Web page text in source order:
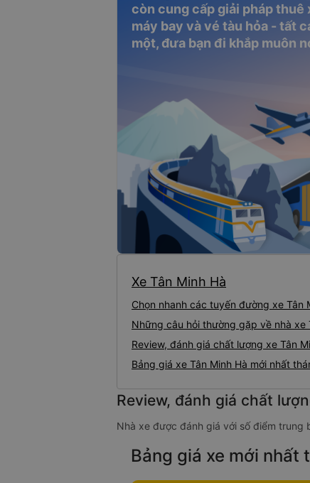
còn cung cấp giải pháp thuê
máy bay và vé tàu hỏa - tất
một, đưa bạn đi khắp muôn
Xe Tân Minh Hà
Chọn nhanh các tuyến đường xe Tân
Những câu hỏi thường gặp về nhà xe
Review, đánh giá chất lượng xe Tân
Bảng giá xe Tân Minh Hà mới nhất
Review, đánh giá chất
Nhà xe được đánh giá với số điểm
Bảng giá xe mới nhất